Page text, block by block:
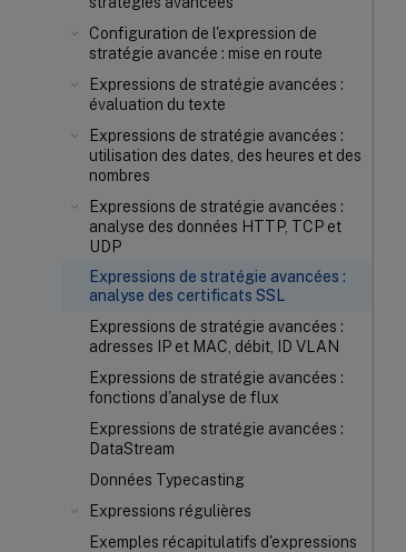
Configuration de l'expression de
stratégie avancée : mise en route
Expressions de stratégie avancées :
évaluation du texte
Expressions de stratégie avancées :
utilisation des dates, des heures et des
nombres
Expressions de stratégie avancées :
analyse des données HTTP, TCP et
UDP
Expressions de stratégie avancées :
analyse des certificats SSL
Expressions de stratégie avancées :
adresses IP et MAC, débit, ID VLAN
Expressions de stratégie avancées :
fonctions d'analyse de flux
Expressions de stratégie avancées :
DataStream
Données Typecasting
Expressions régulières
Exemples récapitulatifs d'expressions